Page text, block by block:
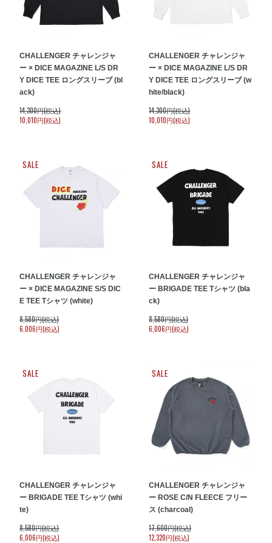
CHALLENGER チャレンジャ
ー × DICE MAGAZINE L/S DR
Y DICE TEE ロングスリーブ (bl
ack)
14,300円(税込)
10,010円(税込)
CHALLENGER チャレンジャ
ー × DICE MAGAZINE L/S DR
Y DICE TEE ロングスリーブ (w
hite/black)
14,300円(税込)
10,010円(税込)
SALE
CHALLENGER チャレンジャ
ー × DICE MAGAZINE S/S DIC
E TEE Tシャツ (white)
8,580円(税込)
6,006円(税込)
SALE
CHALLENGER チャレンジャ
ー BRIGADE TEE Tシャツ (bla
ck)
8,580円(税込)
6,006円(税込)
SALE
CHALLENGER チャレンジャ
ー BRIGADE TEE Tシャツ (whi
te)
8,580円(税込)
6,006円(税込)
SALE
CHALLENGER チャレンジャ
ー ROSE C/N FLEECE フリー
ス (charcoal)
17,600円(税込)
12,320円(税込)